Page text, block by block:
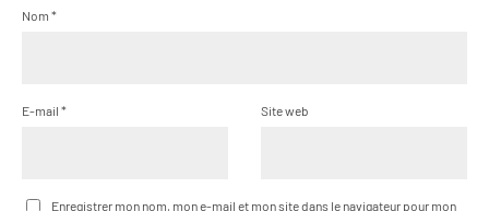
Nom *
E-mail * Site web
Enregistrer mon nom, mon e-mail et mon site dans le navigateur pour mon